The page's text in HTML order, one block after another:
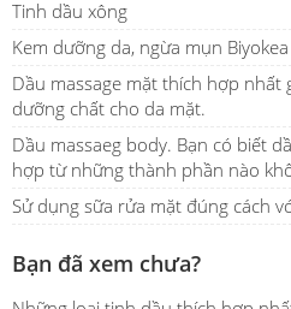
Tinh dầu xông
Kem dưỡng da, ngừa mụn Biyokea
Dầu massage mặt thích hợp nhất
dưỡng chất cho da mặt.
Dầu massaeg body. Bạn có biết
hợp từ những thành phần nào
Sử dụng sữa rửa mặt đúng cách
Bạn đã xem chưa?